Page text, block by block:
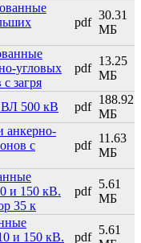
pdf
30.31
МБ
угловых
загря
pdf
13.25
МБ
ВЛ 500 кВ pdf
188.92
МБ
анкерно-
с
pdf
11.63
МБ
и 150 кВ.
35 к
pdf
5.61
МБ
и 150 кВ.
pdf
5.61